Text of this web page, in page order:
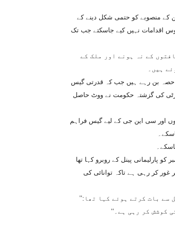
کے منصوبے کو حتمی شکل دینے کے
اقدامات نہیں کیے جاسکتے جب تک
کے نہ ہونے اور ملک کے
ہیں۔
کا حصہ بن رہے ہیں جب کہ قدرتی گیس
پارٹی کی گزشتہ حکومت نے ووٹ حاصل
اور سی این جی کے لیے گیس فراہم
کے مطابق وزارت پٹرولیم و قدرتی وسائل کے سیکرٹری عابد سعید نے 14نومبر کو پارلیمانی پینل کے روبرو کہا تھا
غور کر رہی ہے تاکہ توانائی کی
بات کرتے ہوئے کہا تھا:’’
کوشش کر رہی ہے۔‘‘